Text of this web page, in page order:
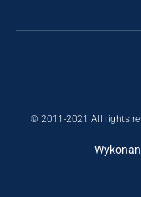
© 2011-2021 All rights